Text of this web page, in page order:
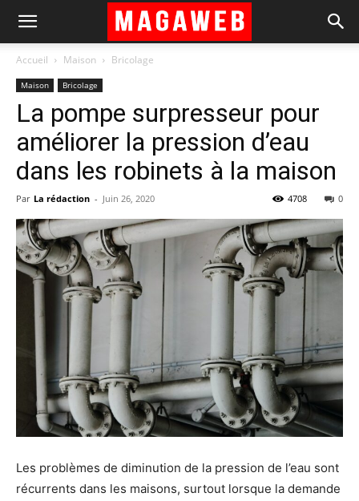
Accueil Maison Bricolage
Maison Bricolage
La pompe surpresseur pour
améliorer la pression d’eau
dans les robinets à la maison
Par La rédaction - Juin 26, 2020 0
4708
Les problèmes de diminution de la pression de l’eau sont
récurrents dans les maisons, surtout lorsque la demande